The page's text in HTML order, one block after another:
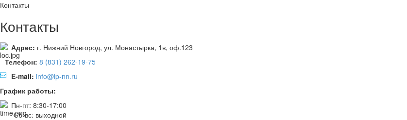
Контакты
Контакты
Адрес: г. Нижний Новгород, ул. Монастырка, 1в, оф.123
Телефон: 8 (831) 262-19-75
E-mail: info@lp-nn.ru
График работы:
Пн-пт: 8:30-17:00
Сб-вс: выходной